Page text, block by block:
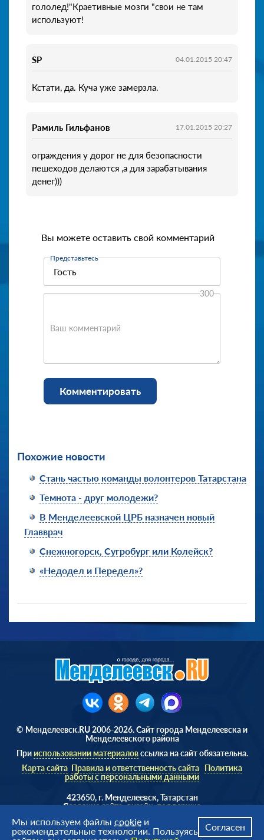
гололед!"Краетивные мозги "свои не там
используют!
SP 04.01.2015 20:47
Кстати, да. Куча уже замерзла.
Рамиль Гильфанов 17.01.2015 20:27
ограждения у дорог не для безопасности
пешеходов делаются ,а для зарабатывания
денег)))
Вы можете оставить свой комментарий
Представьтесь
Ваш комментарий
300
Комментировать
Похожие новости
Стань частью команды волонтеров Татарстана
Темнота - друг молодежи?
В Менделеевской ЦРБ назначен новый
Главврач
Снежногорск, Сугробург или Колейск?
«Недодел и Передел»?
© Менделеевск.RU 2006-2026. Сайт города Менделеевска и
Менделеевского района
Прииспользовании материаловссылка на сайт обязательна.
Карта сайта Правила и ответственность сайта Политика
работы с персональными данными
423650, г. Менделеевск, Татарстан
Cоздание сайта, дизайн, поддержка
Мы используем файлы cookie и
рекомендательные технологии. Пользуясь
Согласен